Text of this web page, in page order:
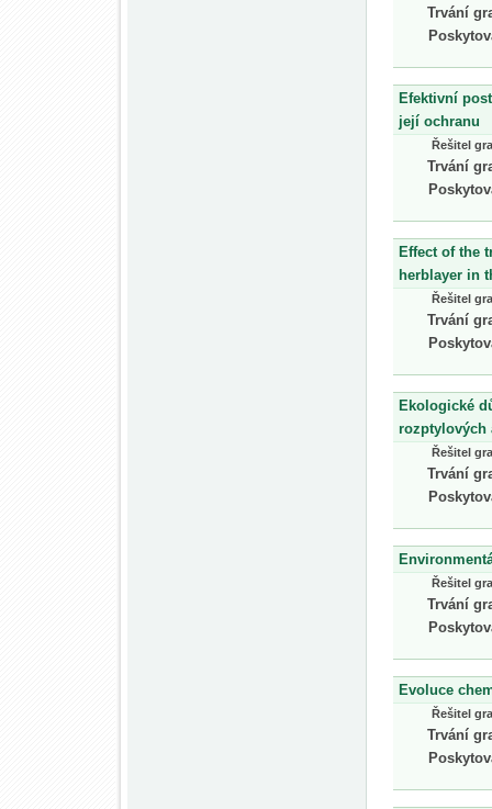
Trvání
Efektivní
její ochranu
Řešitel
Trvání
Effect of the
herblayer in
Řešitel
Trvání
Ekologické
rozptylových
Řešitel
Trvání
Řešitel
Trvání
Evoluce
Řešitel
Trvání